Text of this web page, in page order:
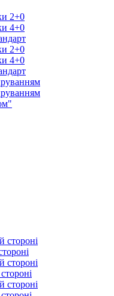
2+0
4+0
2+0
4+0
стороні
стороні
стороні